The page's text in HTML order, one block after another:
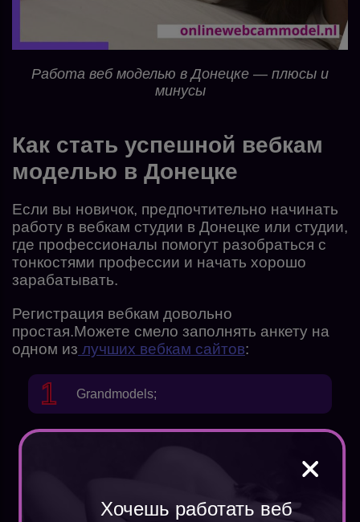
Работа веб моделью в Донецке — плюсы и
минусы
Как стать успешной вебкам
моделью в Донецке
Если вы новичок, предпочтительно начинать
работу в вебкам студии в Донецке или студии,
где профессионалы помогут разобраться с
тонкостями профессии и начать хорошо
зарабатывать.
Регистрация вебкам довольно
простая.Mожете смело заполнять анкету на
одном из лучших вебкам сайтов:
Grandmodels;
Bongacams
Хочешь работать веб